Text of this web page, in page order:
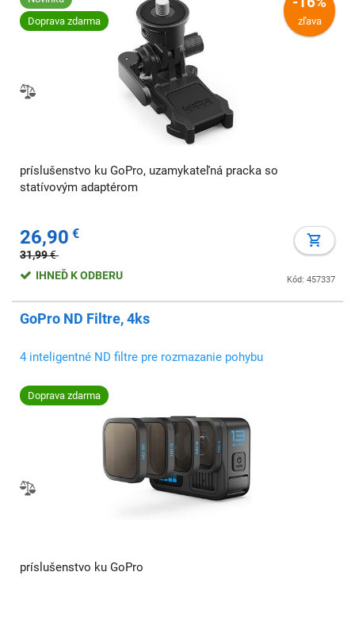
Doprava zdarma
zľava
príslušenstvo ku GoPro, uzamykateľná pracka so
statívovým adaptérom
26,90 €
31,99€
Kód: 457337
IHNEĎ K ODBERU
GoPro ND Filtre, 4ks
4 inteligentné ND filtre pre rozmazanie pohybu
Doprava zdarma
príslušenstvo ku GoPro